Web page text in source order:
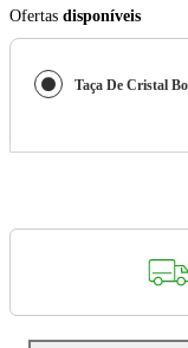
Ofertas disponíveis